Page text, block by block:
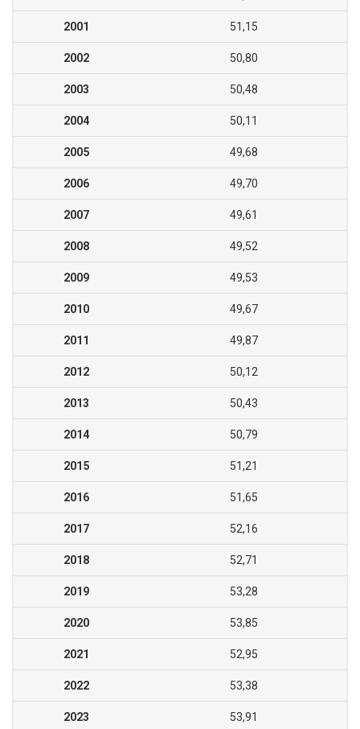
2001 51,15
2002 50,80
2003 50,48
2004 50,11
2005 49,68
2006 49,70
2007 49,61
2008 49,52
2009 49,53
2010 49,67
2011 49,87
2012 50,12
2013 50,43
2014 50,79
2015 51,21
2016 51,65
2017 52,16
2018 52,71
2019 53,28
2020 53,85
2021 52,95
2022 53,38
2023 53,91